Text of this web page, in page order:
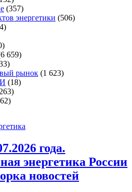
(357)
энергетики (506)
659)
рынок (1 623)
(18)
года.
энергетика России
новостей